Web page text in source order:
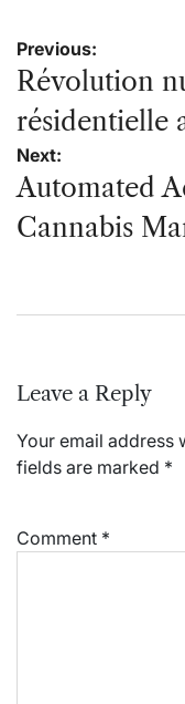
Post
navigation
Previous:
Révolution
résidentielle
Next:
Automated
Cannabis
Leave a Reply
Your email address
fields are marked *
Comment *